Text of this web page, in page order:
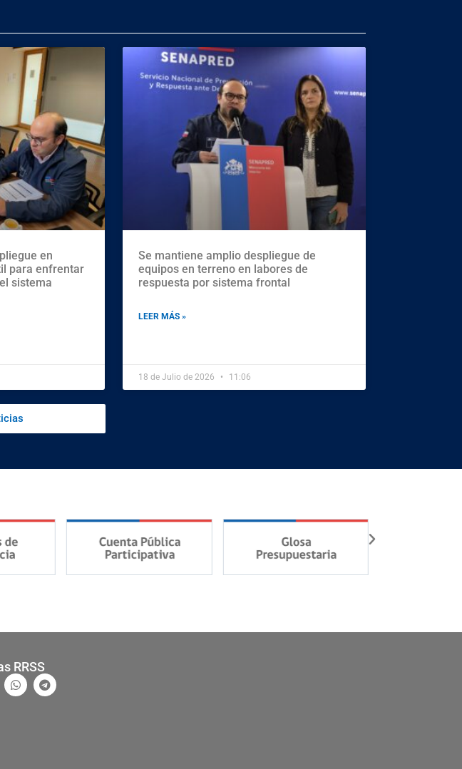
en
para enfrentar
sistema
Se mantiene amplio despliegue de
equipos en terreno en labores de
respuesta por sistema frontal
LEER MÁS »
18 de Julio de 2026 11:06
RRSS